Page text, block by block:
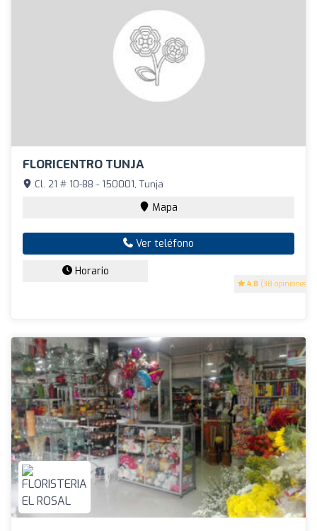
FLORICENTRO TUNJA
4.8 (38 opiniones)
Cl. 21 # 10-88 - 150001, Tunja
Mapa
Ver teléfono
Horario